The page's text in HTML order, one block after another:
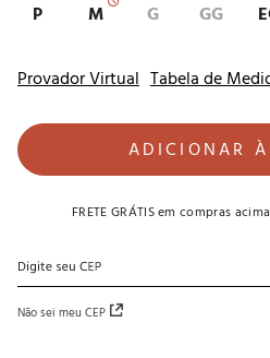
P GG
M G
Provador Virtual Tabela de
ADICIONAR
FRETE GRÁTISem compras
Não sei meu CEP